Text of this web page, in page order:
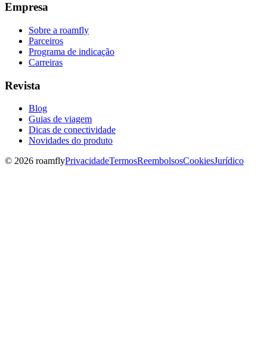
Empresa
Sobre a roamfly
Parceiros
Programa de indicação
Carreiras
Revista
Blog
Guias de viagem
Dicas de conectividade
Novidades do produto
© 2026 roamflyPrivacidadeTermosReembolsosCookiesJurídico